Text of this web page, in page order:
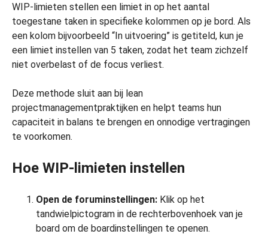
WIP-limieten stellen een limiet in op het aantal
toegestane taken in specifieke kolommen op je bord. Als
een kolom bijvoorbeeld “In uitvoering” is getiteld, kun je
een limiet instellen van 5 taken, zodat het team zichzelf
niet overbelast of de focus verliest.
Deze methode sluit aan bij lean
projectmanagementpraktijken en helpt teams hun
capaciteit in balans te brengen en onnodige vertragingen
te voorkomen.
Hoe WIP-limieten instellen
Open de foruminstellingen: Klik op het
tandwielpictogram in de rechterbovenhoek van je
board om de boardinstellingen te openen.